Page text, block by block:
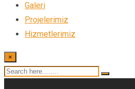
Galeri
Projelerimiz
Hizmetlerimiz
×